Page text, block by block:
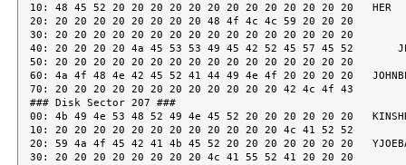
10: 48 45 52 20 20 20 20 20 20 20 20 20 20 20 20 20   HER
20: 20 20 20 20 20 20 20 20 48 4f 4c 4c 59 20 20 20
30: 20 20 20 20 20 20 20 20 20 20 20 20 20 20 20 20
40: 20 20 20 20 4a 45 53 53 49 45 42 52 45 57 45 52
50: 20 20 20 20 20 20 20 20 20 20 20 20 20 20 20 20
60: 4a 4f 48 4e 42 45 52 41 44 49 4e 4f 20 20 20 20
70: 20 20 20 20 20 20 20 20 20 20 20 20 42 4c 4f 43
### Disk Sector 207 ###
00: 4b 49 4e 53 48 52 49 4e 45 52 20 20 20 20 20 20
10: 20 20 20 20 20 20 20 20 20 20 20 20 4c 41 52 52
20: 59 4a 4f 45 42 41 4b 45 52 20 20 20 20 20 20 20
30: 20 20 20 20 20 20 20 20 4c 41 55 52 41 20 20 20